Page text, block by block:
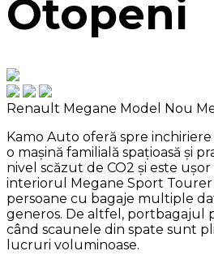
Otopeni
Renault Megane Model Nou
Kamo Auto oferă spre
o mașină familială spațioasă și
nivel scăzut de CO2 și este
interiorul Megane Sport Tourer
persoane cu bagaje multiple
generos. De altfel, portbagajul
când scaunele din spate sunt
lucruri voluminoase.